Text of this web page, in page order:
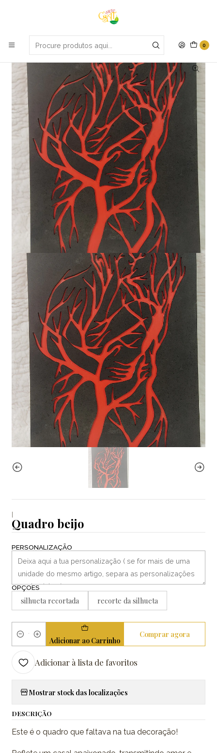
0
Portes grátis em compras apartir de 70€
|
Quadro beijo
PERSONALIZAÇÃO
OPÇÕES
silhueta recortada recorte da silhueta
Quantidade Adicionar ao Carrinho
Comprar agora
Adicionar à lista de favoritos
Mostrar stock das localizações
DESCRIÇÃO
Este é o quadro que faltava na tua decoração!